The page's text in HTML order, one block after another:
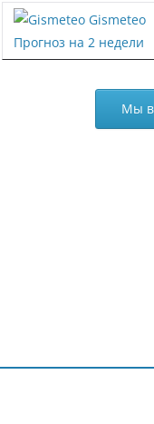
Gismeteo
Прогноз на 2 недели
Мы